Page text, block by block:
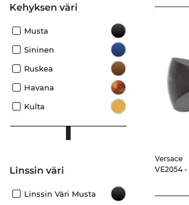
Kehyksen väri
Musta
Sininen
Ruskea
Havana
Kulta
Linssin väri
Linssin Väri Musta
Versace
VE2054 -